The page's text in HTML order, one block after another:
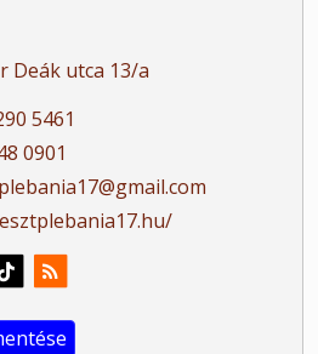
Deák utca 13/a
5461
0901